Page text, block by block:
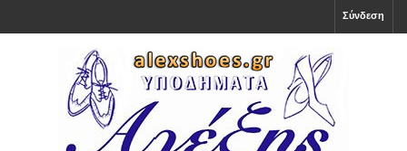
Σύνδεση